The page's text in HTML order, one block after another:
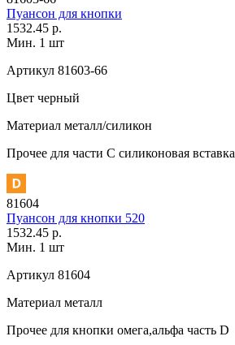
Пуансон для кнопки
1532.45 р.
Мин. 1 шт
Артикул 81603-66
Цвет черный
Материал металл/силикон
Прочее для части C силиконовая вставка
81604
Пуансон для кнопки 520
1532.45 р.
Мин. 1 шт
Артикул 81604
Материал металл
Прочее для кнопки омега,альфа часть D